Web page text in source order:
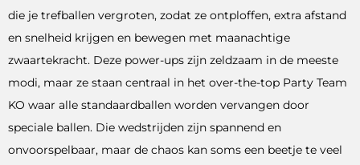
die je trefballen vergroten, zodat ze ontploffen, extra afstand
en snelheid krijgen en bewegen met maanachtige
zwaartekracht. Deze power-ups zijn zeldzaam in de meeste
modi, maar ze staan ​​centraal in het over-the-top Party Team
KO waar alle standaardballen worden vervangen door
speciale ballen. Die wedstrijden zijn spannend en
onvoorspelbaar, maar de chaos kan soms een beetje te veel